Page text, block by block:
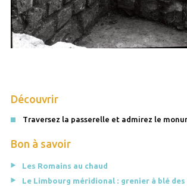
Découvrir
Traversez la passerelle et admirez le
Bon à savoir
Les Romains au chaud
Le Limbourg méridional : grenier à blé des